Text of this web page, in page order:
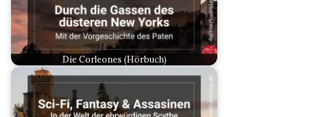
Die Corleones (Hörbuch)